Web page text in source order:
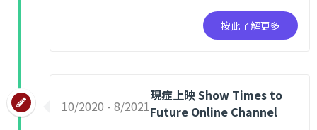
按此了解更多​
10/2020 - 8/2021
現症上映 Show Times to
Future Online Channel